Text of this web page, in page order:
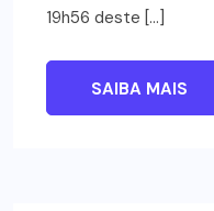
19h56 deste […]
SAIBA MAIS